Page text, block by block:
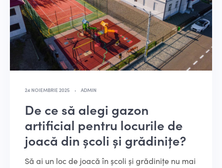
24 NOIEMBRIE 2025 ADMIN
De ce să alegi gazon
artificial pentru locurile de
joacă din școli și grădinițe?
Să ai un loc de joacă în școli și grădinițe nu mai